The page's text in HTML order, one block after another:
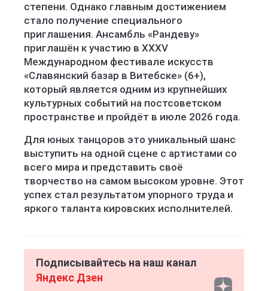
степени. Однако главным достижением
стало получение специального
приглашения. Ансамбль «Рандеву»
приглашён к участию в XXXV
Международном фестивале искусств
«Славянский базар в Витебске» (6+),
который является одним из крупнейших
культурных событий на постсоветском
пространстве и пройдёт в июле 2026 года.
Для юных танцоров это уникальный шанс
выступить на одной сцене с артистами со
всего мира и представить своё
творчество на самом высоком уровне. Этот
успех стал результатом упорного труда и
яркого таланта кировских исполнителей.
Подписывайтесь на наш канал
Яндекс Дзен